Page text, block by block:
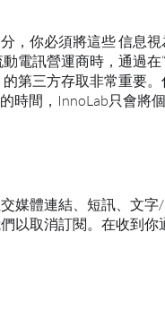
，你必須將這些 信息
電訊營運商時，通過
第三方存取非常重要
間，InnoLab只會將
媒體連結、短訊、文
以取消訂閱。在收到